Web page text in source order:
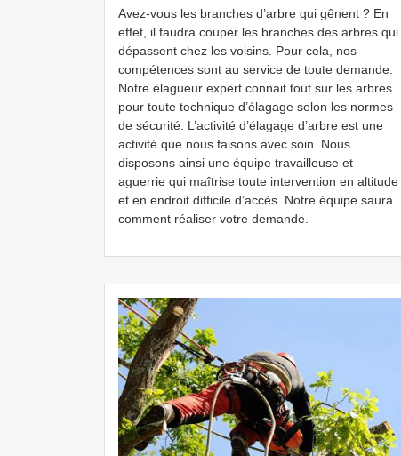
Avez-vous les branches d’arbre qui gênent ? En
effet, il faudra couper les branches des arbres qui
dépassent chez les voisins. Pour cela, nos
compétences sont au service de toute demande.
Notre élagueur expert connait tout sur les arbres
pour toute technique d’élagage selon les normes
de sécurité. L’activité d’élagage d’arbre est une
activité que nous faisons avec soin. Nous
disposons ainsi une équipe travailleuse et
aguerrie qui maîtrise toute intervention en altitude
et en endroit difficile d’accès. Notre équipe saura
comment réaliser votre demande.